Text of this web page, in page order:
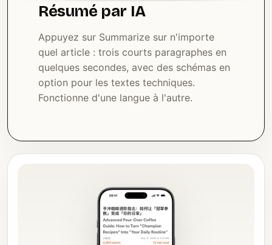
Résumé par IA
Appuyez sur Summarize sur n'importe
quel article : trois courts paragraphes en
quelques secondes, avec des schémas en
option pour les textes techniques.
Fonctionne d'une langue à l'autre.